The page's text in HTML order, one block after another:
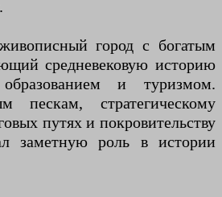
город с богатым
средневековую историю
и туризмом.
пескам, стратегическому
путях и покровительству
заметную роль в истории